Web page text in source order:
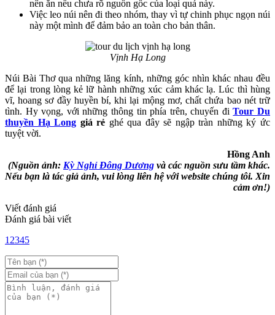
nên ăn nếu chưa rõ nguồn gốc của loại quả này.
Việc leo núi nên đi theo nhóm, thay vì tự chinh phục ngọn núi
này một mình để đảm bảo an toàn cho bản thân.
Vịnh Hạ Long
Núi Bài Thơ qua những lăng kính, những góc nhìn khác nhau đều
để lại trong lòng kẻ lữ hành những xúc cảm khác lạ. Lúc thì hùng
vĩ, hoang sơ đầy huyền bí, khi lại mộng mơ, chất chứa bao nét trữ
tình. Hy vọng, với những thông tin phía trên, chuyến điTourDu
thuyền Hạ Long giá rẻ ghé qua đây sẽ ngập tràn những ký ức
tuyệt vời.
Hồng Anh
(Nguồn ảnh: Kỳ Nghỉ Đông Dương và các nguồn sưu tầm khác.
Nếu bạn là tác giả ảnh, vui lòng liên hệ với website chúng tôi. Xin
cảm ơn!)
Viết đánh giá
Đánh giá bài viết
1 2345